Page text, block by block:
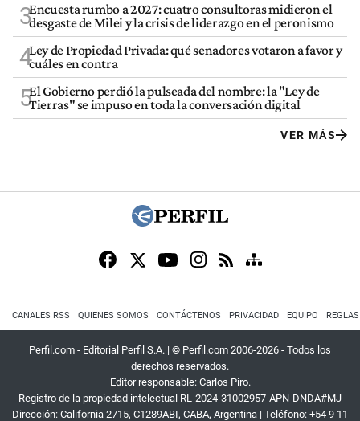
3Encuesta rumbo a 2027: cuatro consultoras midieron el
desgaste de Milei y la crisis de liderazgo en el peronismo
4Ley de Propiedad Privada: qué senadores votaron a favor y
cuáles en contra
5El Gobierno perdió la pulseada del nombre: la "Ley de
Tierras" se impuso en toda la conversación digital
VER MÁS
CANALES RSS QUIENES SOMOS CONTÁCTENOS PRIVACIDAD EQUIPO
Perfil.com - Editorial Perfil S.A. | © Perfil.com 2006-2026 - Todos los
derechos reservados.
Editor responsable: Carlos Piro.
Registro de la propiedad intelectual RL-2024-31002957-APN-DNDA#MJ
Dirección: California 2715, C1289ABI, CABA, Argentina | Teléfono: +54 9 11